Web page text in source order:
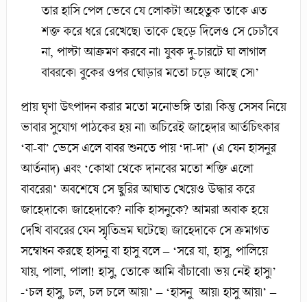
তার হাসি পেল ভেবে যে লোকটা অহেতুক তাকে এত
শক্ত করে ধরে রেখেছে। তাকে ছেড়ে দিলেও সে চেচাঁবে
না, পাল্টা আক্রমণ করবে না। যুবক দু-চারটে ঘা লাগাল
বাবরকে। বুকের ওপর ঘোড়ার মতো চড়ে আছে সে।’
প্রায় ঘৃণা উৎপাদন করার মতো মনোভঙ্গি তার। কিন্তু সেসব নিয়ে
ভাবার সুযোগ পাঠকের হয় না। অচিরেই জাহেদার আর্তচিৎকার
‘বা-বা’ ভেসে এলে বাবর শুনতে পায় ‘দা-দা’ (এ যেন হাসনুর
আর্তনাদ) এবং ‘কোথা থেকে দানবের মতো শক্তি এলো
বাবরের।’ অবশেষে সে ছুরির আঘাত খেয়েও উদ্ধার করে
জাহেদাকে। জাহেদাকে? নাকি হাসনুকে? আমরা অবাক হয়ে
দেখি বাবরের যেন স্মৃতিভ্রম ঘটেছে। জাহেদাকে সে ক্রমাগত
সম্বোধন করছে হাসনু বা হাসু বলে – ‘সরে যা, হাসু, পালিয়ে
যায়, পালা, পালা! হাসু, তোকে আমি বাঁচাবো। ভয় নেই হাসু।’
-‘চল হাসু, চল, চল চলে আয়।’ – ‘হাসনু আয়। হাসু আয়।’ –